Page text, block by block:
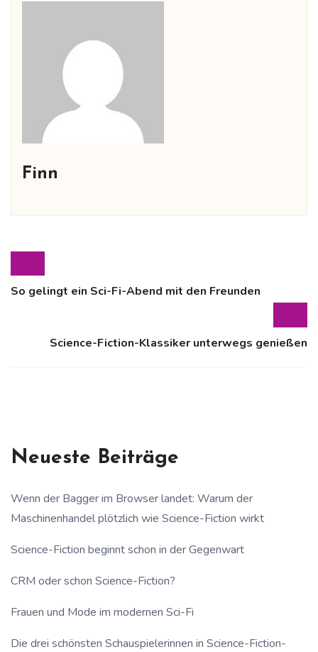
Finn
So gelingt ein Sci-Fi-Abend mit den Freunden
Science-Fiction-Klassiker unterwegs genießen
Neueste Beiträge
Wenn der Bagger im Browser landet: Warum der
Maschinenhandel plötzlich wie Science-Fiction wirkt
Science-Fiction beginnt schon in der Gegenwart
CRM oder schon Science-Fiction?
Frauen und Mode im modernen Sci-Fi
Die drei schönsten Schauspielerinnen in Science-Fiction-